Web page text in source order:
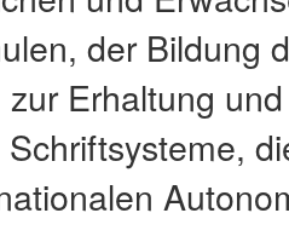
der Bildung
Erhaltung